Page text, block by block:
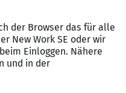
wir unseren Beitrag
erhältst du 50 %
ein vergünstigtes
nach